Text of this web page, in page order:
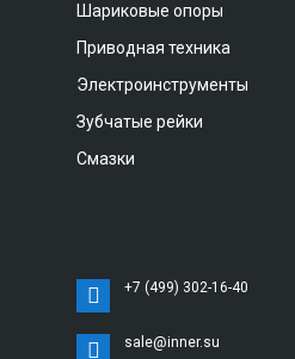
Шариковые опоры
Приводная техника
Электроинструменты
Зубчатые рейки
Смазки
+7 (499) 302-16-40
sale@inner.su